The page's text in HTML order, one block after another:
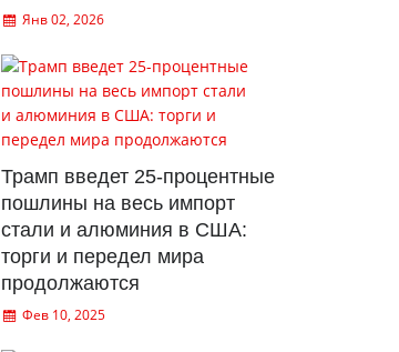
Янв 02, 2026
Трамп введет 25-процентные
пошлины на весь импорт
стали и алюминия в США:
торги и передел мира
продолжаются
Фев 10, 2025